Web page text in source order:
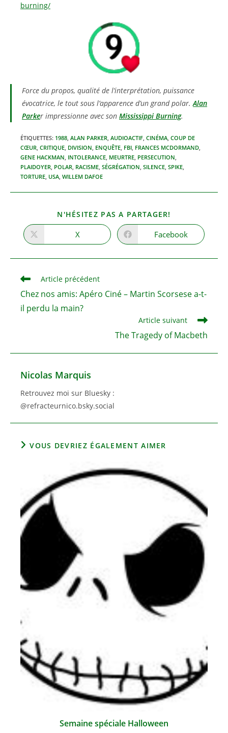
burning/
Force du propos, qualité de l’interprétation, puissance
évocatrice, le tout sous l’apparence d’un grand polar.Alan
Parker impressionne avec son Mississippi Burning.
ÉTIQUETTES: 1988, ALAN PARKER, AUDIOACTIF, CINÉMA, COUP DE
CŒUR, CRITIQUE, DIVISION, ENQUÊTE, FBI, FRANCES MCDORMAND,
GENE HACKMAN, INTOLERANCE, MEURTRE, PERSECUTION,
PLAIDOYER, POLAR, RACISME, SÉGRÉGATION, SILENCE, SPIKE,
TORTURE, USA, WILLEM DAFOE
N'HÉSITEZ PAS A PARTAGER!
CONTENU
Ouvrir
dans
autre
X Ouvrir
dans
autre
Facebook
Read
more
articles
Article précédent
Chez nos amis: Apéro Ciné – Martin Scorsese a-t-
il perdu la main?
Article suivant
The Tragedy of Macbeth
Nicolas Marquis
Retrouvez moi sur Bluesky :
@refracteurnico.bsky.social
VOUS DEVRIEZ ÉGALEMENT AIMER
Semaine spéciale Halloween